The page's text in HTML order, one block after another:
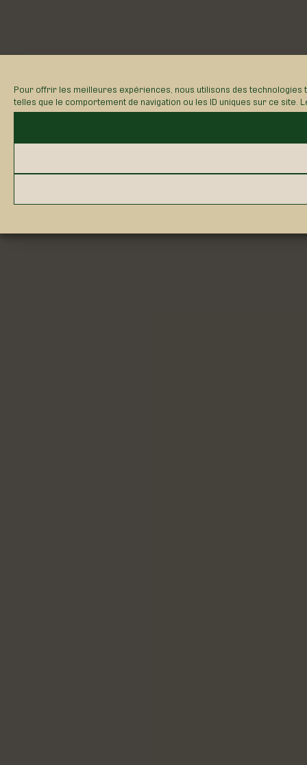
Pour offrir les meilleures expériences, nous utilisons des
telles que le comportement de navigation ou les ID uniques sur ce